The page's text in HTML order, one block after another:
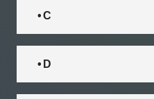
• C
• D